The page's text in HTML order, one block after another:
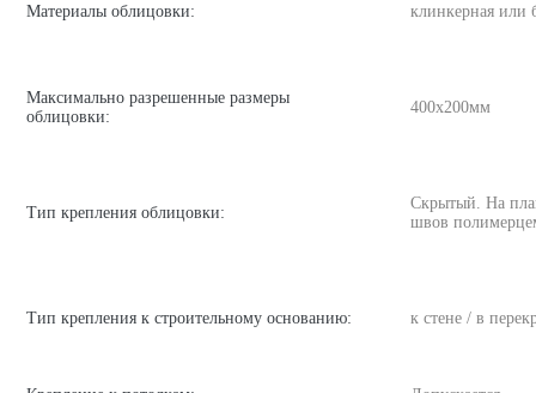
Материалы облицовки: клинкерная или
Максимально разрешенные размеры
облицовки:
400х200мм
Тип крепления облицовки:
Скрытый. На
швов
Тип крепления к строительному основанию: к стене / в